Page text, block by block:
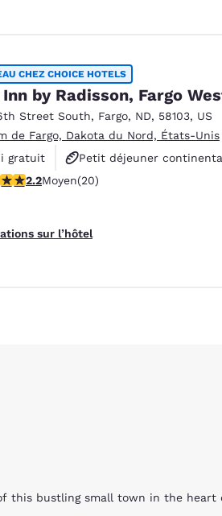
CHEZ CHOICE HOTELS
by Radisson, Fargo
Street South, Fargo, ND, 58103, US
de Fargo, Dakota du Nord, États-Unis
gratuit
Petit déjeuner
acceptés
Moyen. 20 commentaires
2.2Moyen(20)
sur l’hôtel
this bustling small town in the heart